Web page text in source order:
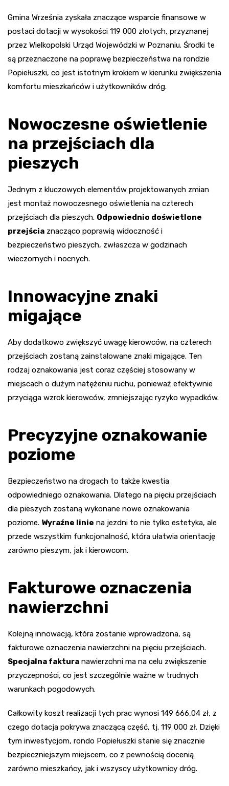
Gmina Września zyskała znaczące wsparcie finansowe w
postaci dotacji w wysokości 119 000 złotych, przyznanej
przez Wielkopolski Urząd Wojewódzki w Poznaniu. Środki te
są przeznaczone na poprawę bezpieczeństwa na rondzie
Popiełuszki, co jest istotnym krokiem w kierunku zwiększenia
komfortu mieszkańców i użytkowników dróg.
Nowoczesne oświetlenie
na przejściach dla
pieszych
Jednym z kluczowych elementów projektowanych zmian
jest montaż nowoczesnego oświetlenia na czterech
przejściach dla pieszych. Odpowiednio doświetlone
przejścia znacząco poprawią widoczność i
bezpieczeństwo pieszych, zwłaszcza w godzinach
wieczornych i nocnych.
Innowacyjne znaki
migające
Aby dodatkowo zwiększyć uwagę kierowców, na czterech
przejściach zostaną zainstalowane znaki migające. Ten
rodzaj oznakowania jest coraz częściej stosowany w
miejscach o dużym natężeniu ruchu, ponieważ efektywnie
przyciąga wzrok kierowców, zmniejszając ryzyko wypadków.
Precyzyjne oznakowanie
poziome
Bezpieczeństwo na drogach to także kwestia
odpowiedniego oznakowania. Dlatego na pięciu przejściach
dla pieszych zostaną wykonane nowe oznakowania
poziome. Wyraźne linie na jezdni to nie tylko estetyka, ale
przede wszystkim funkcjonalność, która ułatwia orientację
zarówno pieszym, jak i kierowcom.
Fakturowe oznaczenia
nawierzchni
Kolejną innowacją, która zostanie wprowadzona, są
fakturowe oznaczenia nawierzchni na pięciu przejściach.
Specjalna faktura nawierzchni ma na celu zwiększenie
przyczepności, co jest szczególnie ważne w trudnych
warunkach pogodowych.
Całkowity koszt realizacji tych prac wynosi 149 666,04 zł, z
czego dotacja pokrywa znaczącą część, tj. 119 000 zł. Dzięki
tym inwestycjom, rondo Popiełuszki stanie się znacznie
bezpieczniejszym miejscem, co z pewnością docenią
zarówno mieszkańcy, jak i wszyscy użytkownicy dróg.